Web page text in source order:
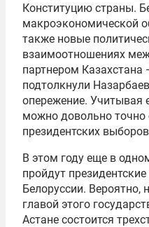
Конституцию страны.
макроэкономической
также новые
взаимоотношениях
партнером
подтолкнули
опережение. Учитывая
можно довольно точно
президентских
В этом году еще в
пройдут
Белоруссии. Вероятно,
главой этого
Астане состоится